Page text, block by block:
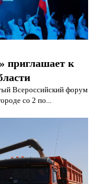
приглашает к
Всероссийский форум
со 2 по...